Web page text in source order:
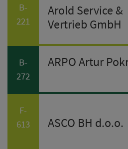
B-
221
Arold Service &
Vertrieb GmbH
B-
272
ARPO Artur
F-
613
ASCO BH d.o.o.